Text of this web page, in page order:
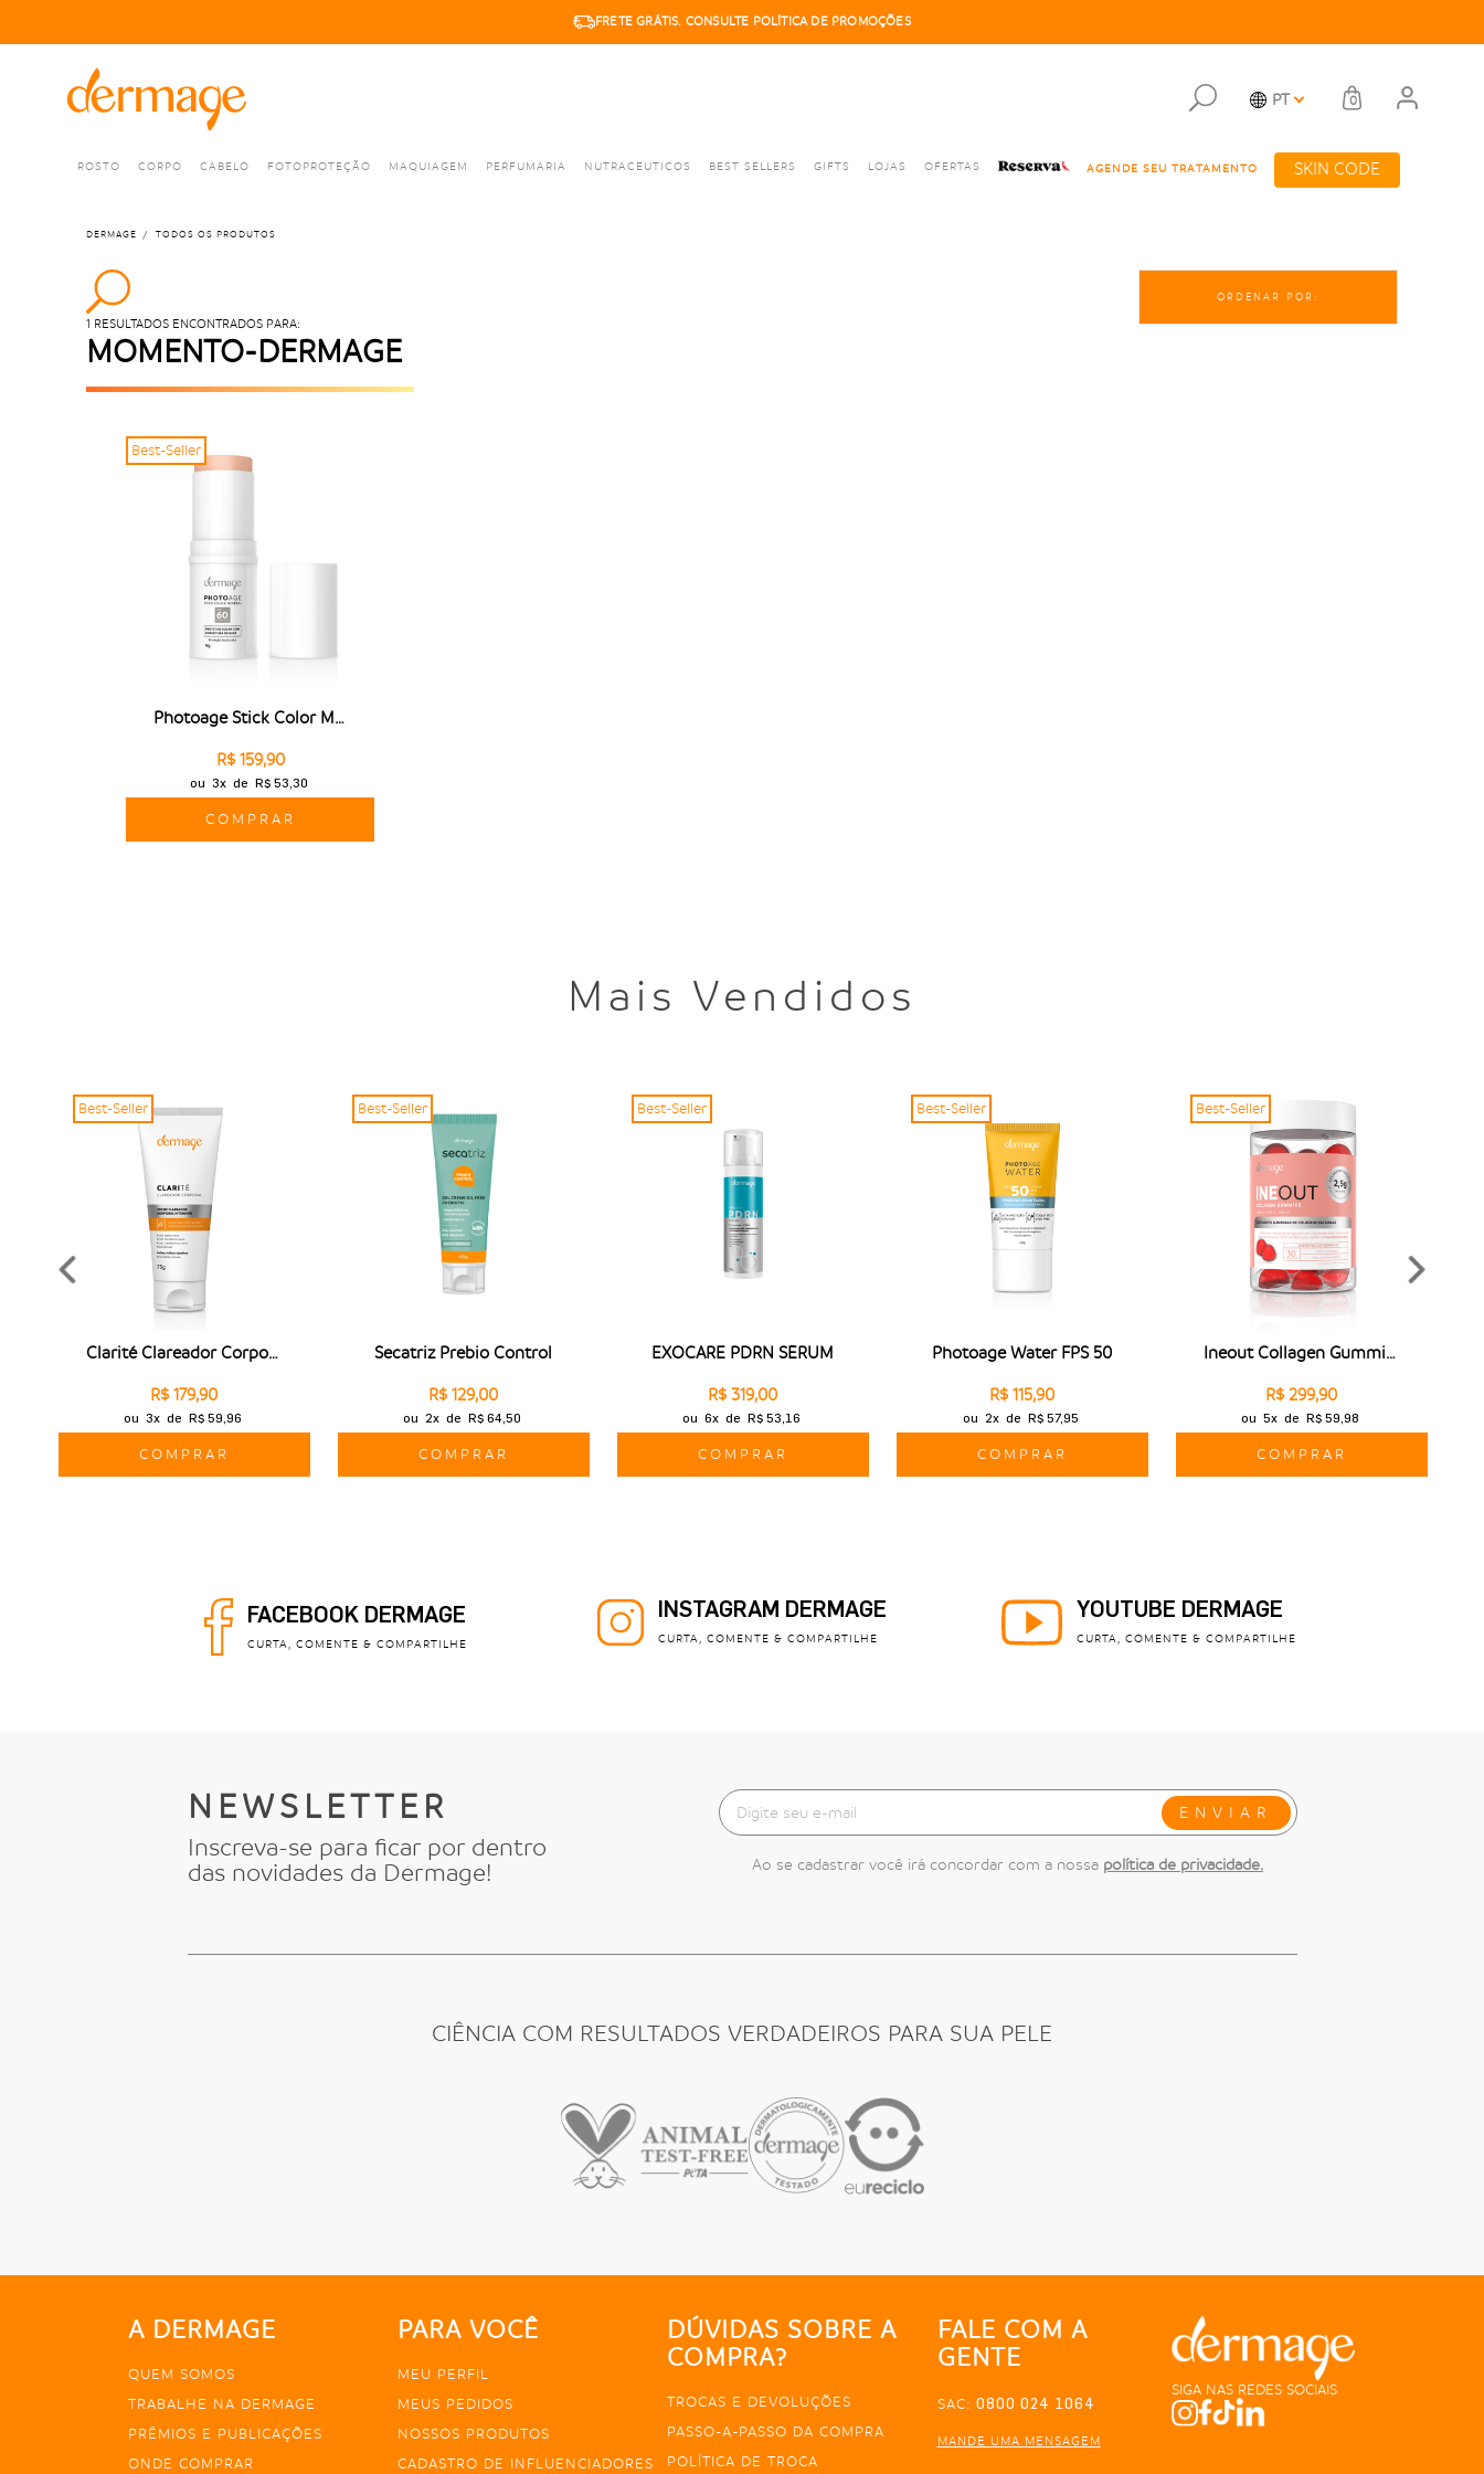
FRETE GRÁTIS. CONSULTE POLÍTICA DE PROMOÇÕES
PT 0
ROSTO CORPO CABELO FOTOPROTEÇÃO MAQUIAGEM PERFUMARIA NUTRACEUTICOS BEST SELLERS GIFTS LOJAS OFERTAS AGENDE SEU TRATAMENTO SKIN CODE
DERMAGE TODOS OS PRODUTOS
1 RESULTADOS ENCONTRADOS PARA:
MOMENTO-DERMAGE
ORDENAR POR:
Best-Seller
Photoage Stick Color Mineral FPS 60
R$ 159,90
ou 3x de R$ 53,30
COMPRAR
Mais Vendidos
Best-Seller
Clarité Clareador Corporal
R$ 179,90
ou 3x de R$ 59,96
COMPRAR
Best-Seller
Secatriz Prebio Control
R$ 129,00
ou 2x de R$ 64,50
COMPRAR
Best-Seller
EXOCARE PDRN SÉRUM
R$ 319,00
ou 6x de R$ 53,16
COMPRAR
Best-Seller
Photoage Water FPS 50
R$ 115,90
ou 2x de R$ 57,95
COMPRAR
Best-Seller
Ineout Collagen Gummies
R$ 299,90
ou 5x de R$ 59,98
COMPRAR
FACEBOOK DERMAGE
CURTA, COMENTE & COMPARTILHE
INSTAGRAM DERMAGE
CURTA, COMENTE & COMPARTILHE
YOUTUBE DERMAGE
CURTA, COMENTE & COMPARTILHE
NEWSLETTER
Inscreva-se para ficar por dentro
das novidades da Dermage!
ENVIAR
Ao se cadastrar você irá concordar com a nossa política de privacidade.
CIÊNCIA COM RESULTADOS VERDADEIROS PARA SUA PELE
A DERMAGE
QUEM SOMOS
TRABALHE NA DERMAGE
PRÊMIOS E PUBLICAÇÕES
ONDE COMPRAR
PARA VOCÊ
MEU PERFIL
MEUS PEDIDOS
NOSSOS PRODUTOS
CADASTRO DE INFLUENCIADORES
DÚVIDAS SOBRE A
COMPRA?
TROCAS E DEVOLUÇÕES
PASSO-A-PASSO DA COMPRA
POLÍTICA DE TROCA
FALE COM A
GENTE
SAC: 0800 024 1064
MANDE UMA MENSAGEM
SIGA NAS REDES SOCIAIS